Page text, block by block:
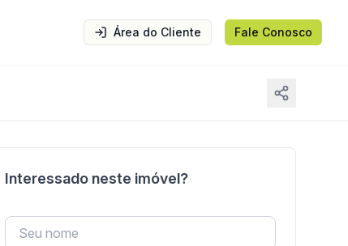
Área do Cliente Fale Conosco
Interessado neste imóvel?